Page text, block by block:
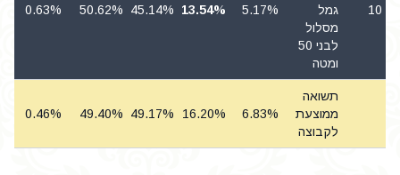
10
גמל
מסלול
לבני 50
ומטה
5.17%
13.54%
45.14%
50.62%
0.63%
תשואה
ממוצעת
לקבוצה
6.83%
16.20%
49.17%
49.40%
0.46%